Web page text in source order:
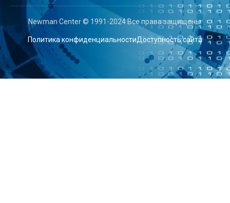
Newman Center © 1991-2024 Все права защищены.
Политика конфиденциальностиДоступность сайта